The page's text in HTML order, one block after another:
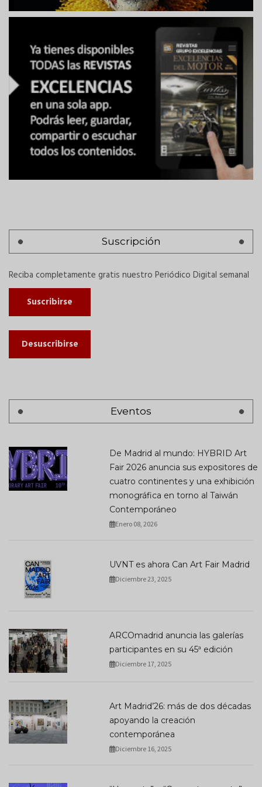
Suscripción
Reciba completamente gratis nuestro Periódico Digital semanal
Suscribirse
Desuscribirse
Eventos
De Madrid al mundo: HYBRID Art
Fair 2026 anuncia sus expositores de
cuatro continentes y una exhibición
monográfica en torno al Taiwán
Contemporáneo
Enero 08, 2026
UVNT es ahora Can Art Fair Madrid
Diciembre 23, 2025
ARCOmadrid anuncia las galerías
participantes en su 45ª edición
Diciembre 17, 2025
Art Madrid’26: más de dos décadas
apoyando la creación
contemporánea
Diciembre 16, 2025